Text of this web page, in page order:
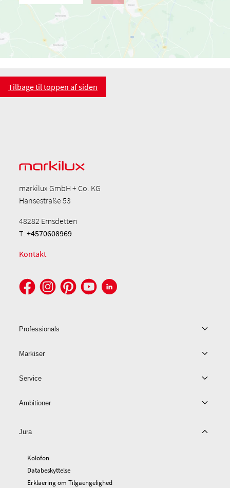
Tilbage til toppen af siden
markilux GmbH + Co. KG
Hansestraße 53
48282 Emsdetten
T:+4570608969
Kontakt
Professionals
Markiser
Service
Ambitioner
Jura
Kolofon
Databeskyttelse
Erklaering om Tilgaengelighed